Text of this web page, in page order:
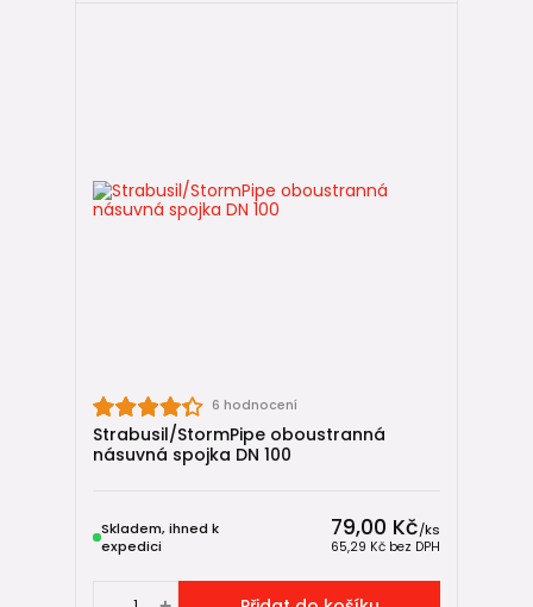
6 hodnocení
Strabusil/StormPipe oboustranná
násuvná spojka DN 100
79,00 Kč/ks
65,29 Kč bez DPH
Skladem, ihned k
expedici